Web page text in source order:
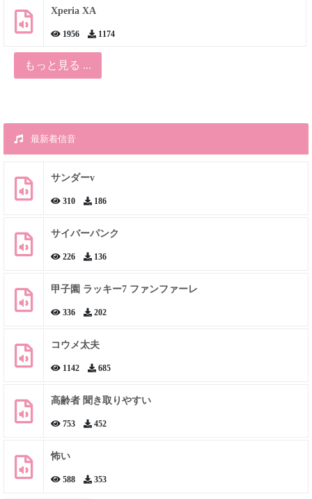
Xperia XA
1956 1174
もっと見る ...
最新着信音
サンダーv
310 186
サイバーパンク
226 136
甲子園 ラッキー7 ファンファーレ
336 202
コウメ太夫
1142 685
高齢者 聞き取りやすい
753 452
怖い
588 353